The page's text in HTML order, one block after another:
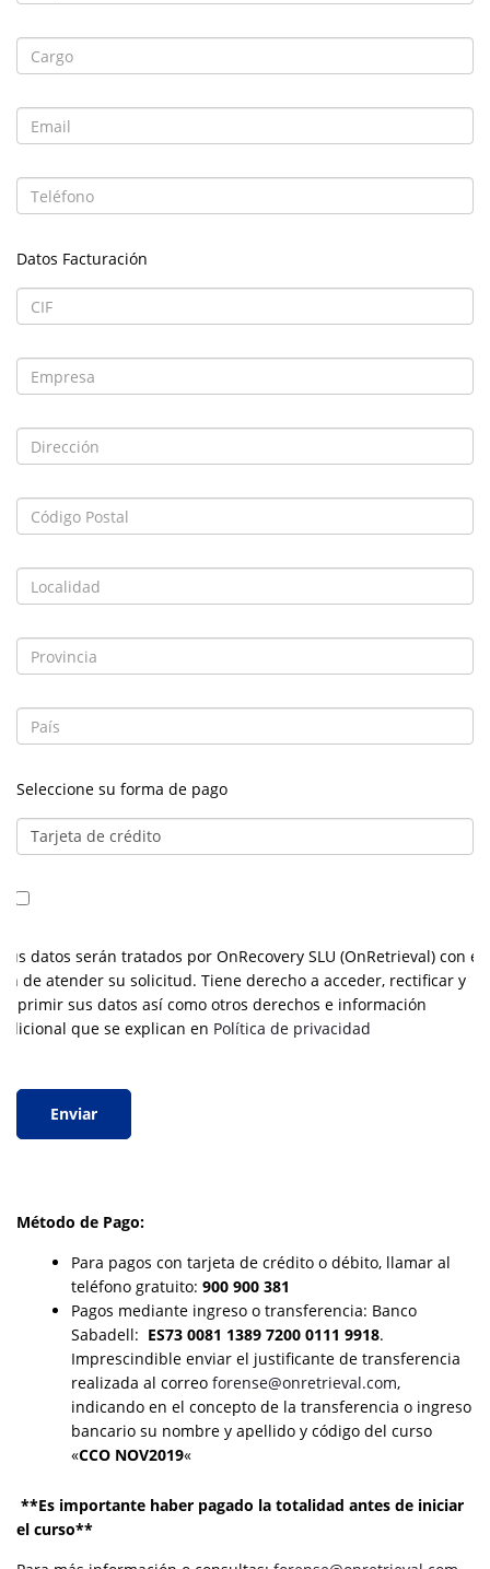
Datos Facturación
Seleccione su forma de pago
Sus datos serán tratados por OnRecovery SLU (OnRetrieval) con el
fin de atender su solicitud. Tiene derecho a acceder, rectificar y
suprimir sus datos así como otros derechos e información
adicional que se explican en Política de privacidad
Método de Pago:
Para pagos con tarjeta de crédito o débito, llamar al
teléfono gratuito: 900 900 381
Pagos mediante ingreso o transferencia: Banco
Sabadell: ES73 0081 1389 7200 0111 9918.
Imprescindible enviar el justificante de transferencia
realizada al correo forense@onretrieval.com,
indicando en el concepto de la transferencia o ingreso
bancario su nombre y apellido y código del curso
«CCO NOV2019«
**Es importante haber pagado la totalidad antes de iniciar
el curso**